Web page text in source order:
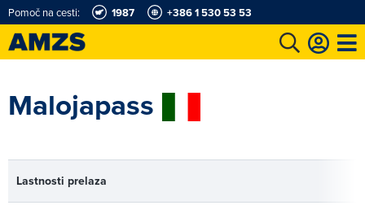
Pomoč na cesti: 1987 +386 1 530 53 53
Malojapass
Lastnosti prelaza